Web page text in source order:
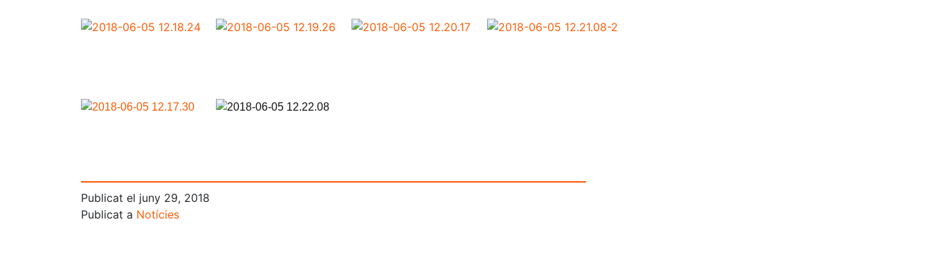
Publicat el juny 29, 2018
Publicat a Notícies